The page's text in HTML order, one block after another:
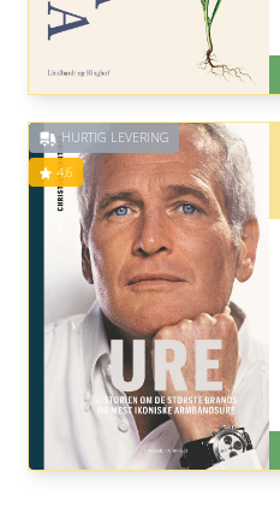
HURTIG LEVERING
4.6